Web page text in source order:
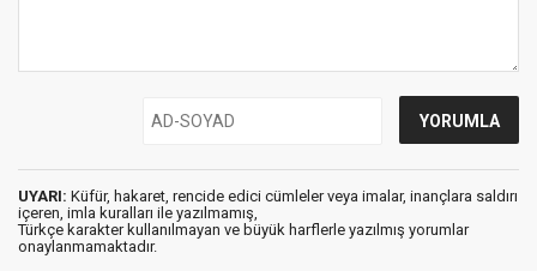
UYARI: Küfür, hakaret, rencide edici cümleler veya imalar, inançlara saldırı
içeren, imla kuralları ile yazılmamış,
Türkçe karakter kullanılmayan ve büyük harflerle yazılmış yorumlar
onaylanmamaktadır.